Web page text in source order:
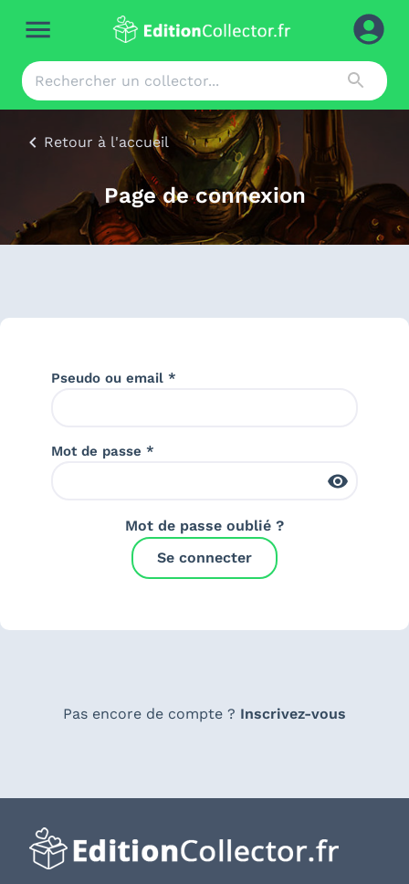
Retour à l'accueil
Page de connexion
Pseudo ou email *
Mot de passe *
Mot de passe oublié ?
Se connecter
Pas encore de compte ? Inscrivez-vous